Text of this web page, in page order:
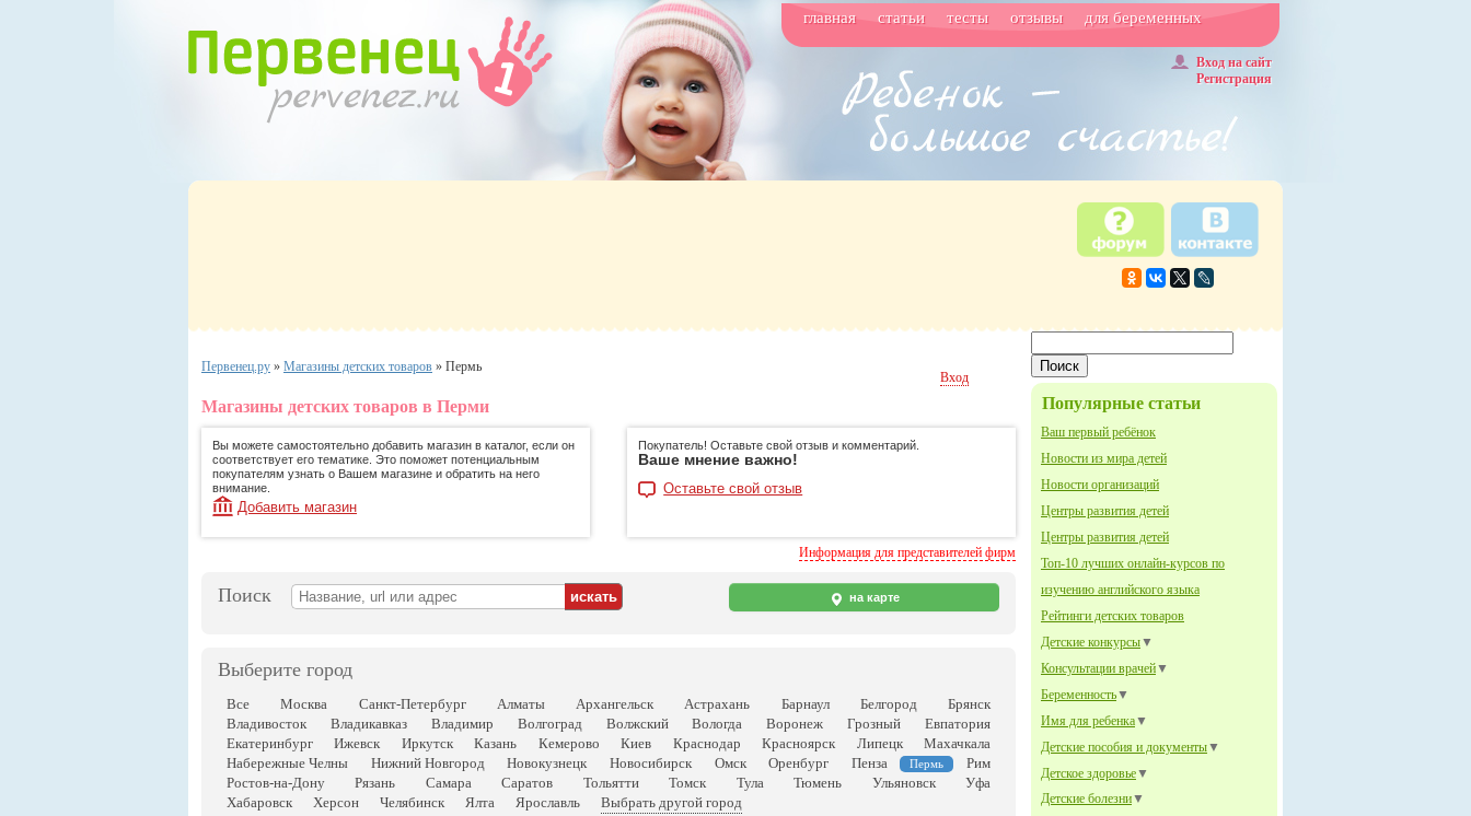
главная статьи тесты отзывы для беременных
Вход на сайт
Регистрация
Популярные статьи
Ваш первый ребёнок
Новости из мира детей
Новости организаций
Центры развития детей
Центры развития детей
Топ-10 лучших онлайн-курсов по
изучению английского языка
Рейтинги детских товаров
Детские конкурсы▼
Консультации врачей▼
Беременность▼
Имя для ребенка▼
Детские пособия и документы▼
Детское здоровье▼
Детские болезни▼
Первенец.ру » Магазины детских товаров » Пермь
Вход
Магазины детских товаров в Перми
Вы можете самостоятельно добавить магазин в каталог, если он
соответствует его тематике. Это поможет потенциальным
покупателям узнать о Вашем магазине и обратить на него
внимание.
Добавить магазин
Покупатель! Оставьте свой отзыв и комментарий.
Ваше мнение важно!
Оставьте свой отзыв
Информация для представителей фирм
Поиск на карте
Выберите город
Все Москва Санкт-Петербург Алматы Архангельск Астрахань Барнаул Белгород
Брянск
Владивосток
Владикавказ Владимир Волгоград Волжский Вологда Воронеж Грозный
Евпатория
Екатеринбург
Ижевск Иркутск Казань Кемерово Киев Краснодар Красноярск Липецк
Махачкала
Набережные Челны
Нижний Новгород Новокузнецк Новосибирск Омск Оренбург Пенза Пермь
Рим
Ростов-на-Дону
Рязань Самара Саратов Тольятти Томск Тула Тюмень Ульяновск
Уфа
Хабаровск
Херсон Челябинск Ялта Ярославль Выбрать другой город